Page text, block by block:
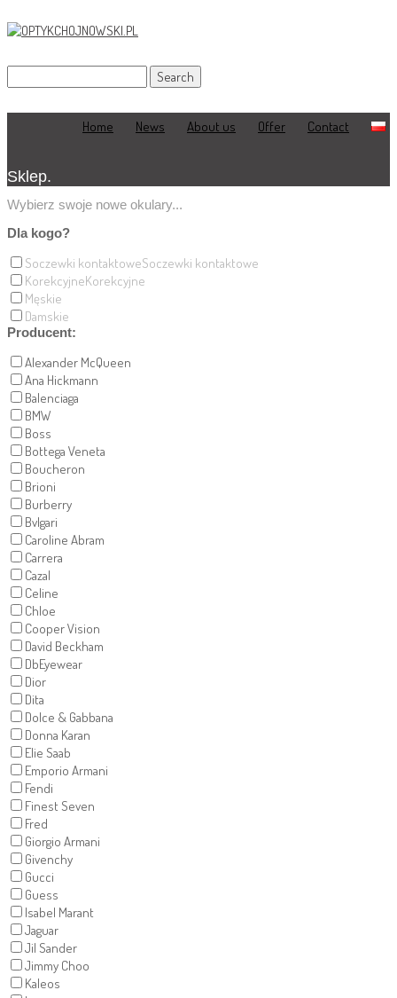
Home News About us Offer Contact
Sklep.
Wybierz swoje nowe okulary...
Dla kogo?
Soczewki kontaktoweSoczewki kontaktowe
KorekcyjneKorekcyjne
Męskie
Damskie
Producent:
Alexander McQueen
Ana Hickmann
Balenciaga
BMW
Boss
Bottega Veneta
Boucheron
Brioni
Burberry
Bvlgari
Caroline Abram
Carrera
Cazal
Celine
Chloe
Cooper Vision
David Beckham
DbEyewear
Dior
Dita
Dolce & Gabbana
Donna Karan
Elie Saab
Emporio Armani
Fendi
Finest Seven
Fred
Giorgio Armani
Givenchy
Gucci
Guess
Isabel Marant
Jaguar
Jil Sander
Jimmy Choo
Kaleos